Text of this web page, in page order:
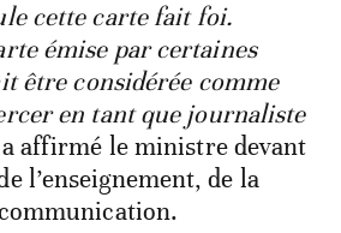
cette carte fait foi.
émise par certaines
être considérée comme
en tant que journaliste
affirmé le ministre devant
l’enseignement, de la